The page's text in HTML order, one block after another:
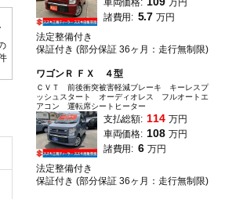
車両価格:
万円
諸費用: 5.7 万円
法定整備付き
保証付き (部分保証 36ヶ月：走行無制限)
ワゴンＲ ＦＸ ４型
ＣＶＴ 前後衝突被害軽減ブレーキ キーレスプ
ッシュスタート オーディオレス フルオートエ
アコン 運転席シートヒーター
支払総額: 114 万円
車両価格: 108 万円
諸費用: 6 万円
法定整備付き
保証付き (部分保証 36ヶ月：走行無制限)